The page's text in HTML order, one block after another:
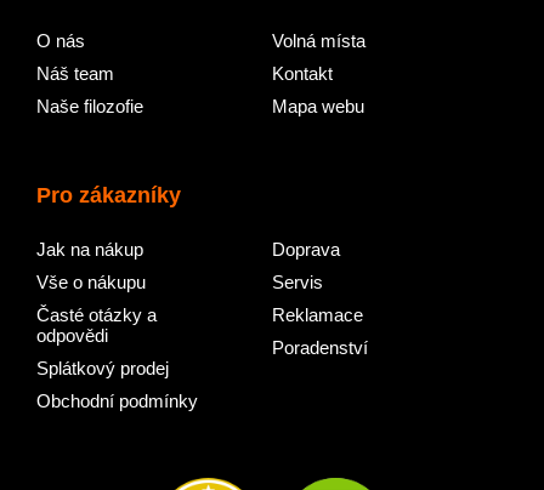
O nás
Náš team
Naše filozofie
Volná místa
Kontakt
Mapa webu
Pro zákazníky
Jak na nákup
Vše o nákupu
Časté otázky a
odpovědi
Splátkový prodej
Obchodní podmínky
Doprava
Servis
Reklamace
Poradenství